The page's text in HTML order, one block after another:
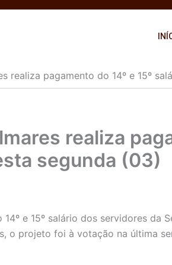
realiza pagamento do 14º e 15º
realiza
segunda (03)
e 15º salário dos servidores da
o projeto foi à votação na última